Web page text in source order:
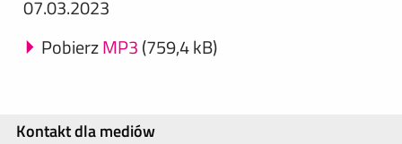
07.03.2023
PobierzMP3(759,4 kB)
Kontakt dla mediów